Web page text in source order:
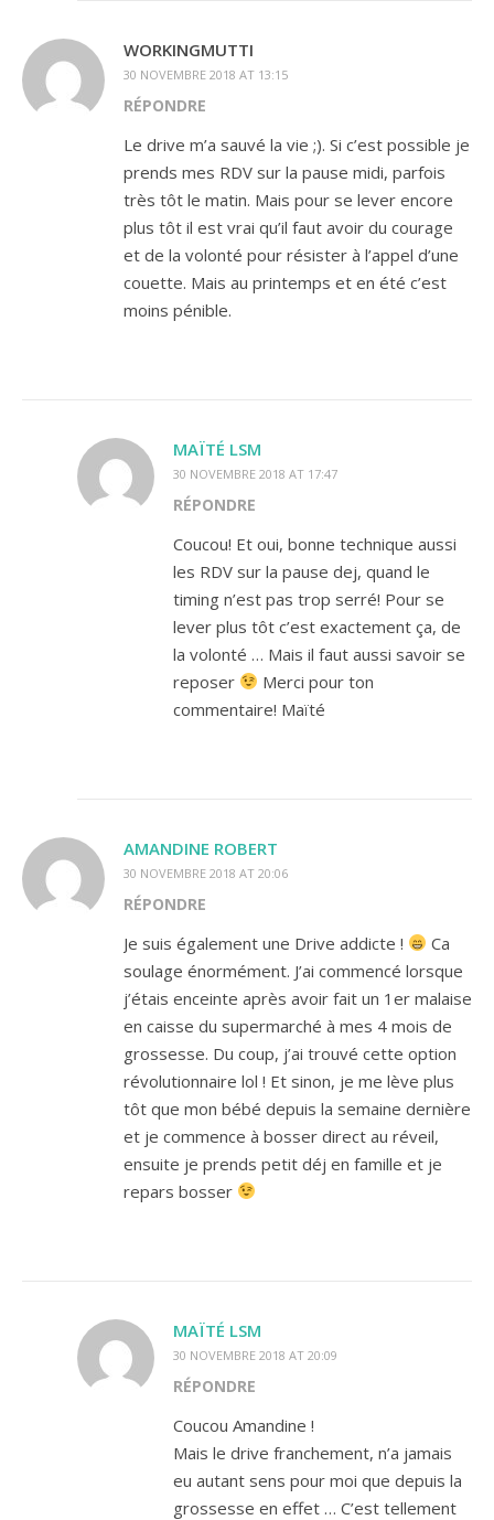
WORKINGMUTTI
30 NOVEMBRE 2018 AT 13:15
RÉPONDRE
Le drive m’a sauvé la vie ;). Si c’est possible je
prends mes RDV sur la pause midi, parfois
très tôt le matin. Mais pour se lever encore
plus tôt il est vrai qu’il faut avoir du courage
et de la volonté pour résister à l’appel d’une
couette. Mais au printemps et en été c’est
moins pénible.
MAÏTÉ LSM
30 NOVEMBRE 2018 AT 17:47
RÉPONDRE
Coucou! Et oui, bonne technique aussi
les RDV sur la pause dej, quand le
timing n’est pas trop serré! Pour se
lever plus tôt c’est exactement ça, de
la volonté … Mais il faut aussi savoir se
reposer
Merci pour ton
commentaire! Maïté
AMANDINE ROBERT
30 NOVEMBRE 2018 AT 20:06
RÉPONDRE
Je suis également une Drive addicte !
Ca
soulage énormément. J’ai commencé lorsque
j’étais enceinte après avoir fait un 1er malaise
en caisse du supermarché à mes 4 mois de
grossesse. Du coup, j’ai trouvé cette option
révolutionnaire lol ! Et sinon, je me lève plus
tôt que mon bébé depuis la semaine dernière
et je commence à bosser direct au réveil,
ensuite je prends petit déj en famille et je
repars bosser
MAÏTÉ LSM
30 NOVEMBRE 2018 AT 20:09
RÉPONDRE
Coucou Amandine !
Mais le drive franchement, n’a jamais
eu autant sens pour moi que depuis la
grossesse en effet … C’est tellement